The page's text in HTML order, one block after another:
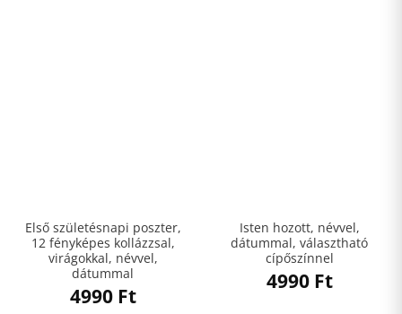
Első születésnapi poszter,
12 fényképes kollázzsal,
virágokkal, névvel,
dátummal
4990 Ft
Isten hozott, névvel,
dátummal, választható
cípőszínnel
4990 Ft